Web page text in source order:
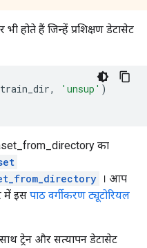
भी होते हैं जिन्हें प्रशिक्षण डेटासेट
train_dir, 'unsup' )
का
। आप
में इस पाठ वर्गीकरण ट्यूटोरियल
ट्रेन और सत्यापन डेटासेट